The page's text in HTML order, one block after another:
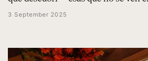
3 September 2025